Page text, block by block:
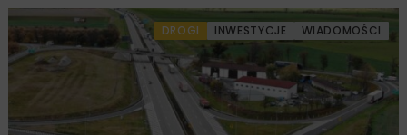
DROGI INWESTYCJE WIADOMOŚCI